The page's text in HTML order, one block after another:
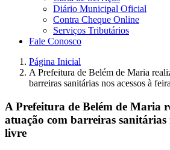
Diário Municipal Oficial
Contra Cheque Online
Serviços Tributários
Fale Conosco
Página Inicial
A Prefeitura de Belém de Maria
barreiras sanitárias nos acessos à
A Prefeitura de Belém de Maria
atuação com barreiras sanitárias
livre